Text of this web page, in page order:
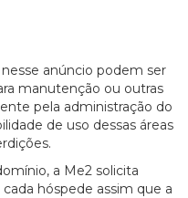
nesse anúncio podem ser
manutenção ou outras
pela administração do
de uso dessas áreas
a Me2 solicita
hóspede assim que a